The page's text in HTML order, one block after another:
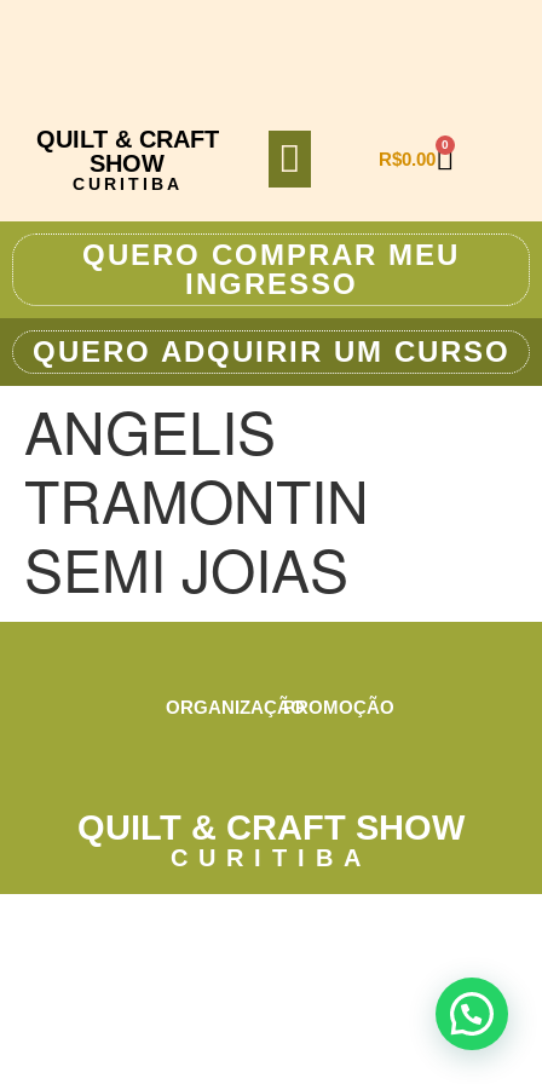
QUILT & CRAFT
SHOW
CURITIBA
R$0.00
0
QUERO COMPRAR MEU
INGRESSO
QUERO ADQUIRIR UM CURSO
ANGELIS
TRAMONTIN
SEMI JOIAS
ORGANIZAÇÃOPROMOÇÃO
QUILT & CRAFT SHOW
CURITIBA